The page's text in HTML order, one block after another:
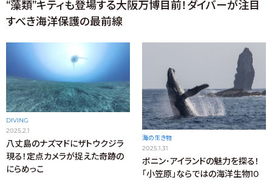
“藻類”キティも登場する大阪万博目前！ダイバーが注目
すべき海洋保護の最前線
DIVING
2025.2.1
八丈島のナズマドにザトウクジラ
現る！定点カメラが捉えた奇跡の
にらめっこ
海の生き物
2025.1.31
ボニン･アイランドの魅力を探る！
「小笠原」ならではの海洋生物10